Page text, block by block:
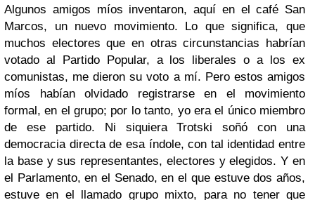
Algunos amigos míos inventaron, aquí en el café San
Marcos, un nuevo movimiento. Lo que significa, que
muchos electores que en otras circunstancias habrían
votado al Partido Popular, a los liberales o a los ex
comunistas, me dieron su voto a mí. Pero estos amigos
míos habían olvidado registrarse en el movimiento
formal, en el grupo; por lo tanto, yo era el único miembro
de ese partido. Ni siquiera Trotski soñó con una
democracia directa de esa índole, con tal identidad entre
la base y sus representantes, electores y elegidos. Y en
el Parlamento, en el Senado, en el que estuve dos años,
estuve en el llamado grupo mixto, para no tener que